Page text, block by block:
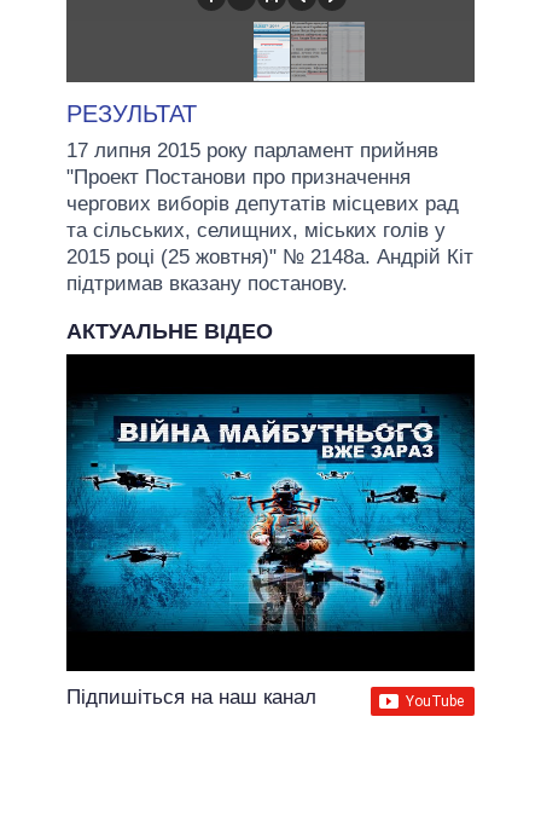
РЕЗУЛЬТАТ
17 липня 2015 року парламент прийняв
"Проект Постанови про призначення
чергових виборів депутатів місцевих рад
та сільських, селищних, міських голів у
2015 році (25 жовтня)" № 2148а. Андрій Кіт
підтримав вказану постанову.
АКТУАЛЬНЕ ВІДЕО
Підпишіться на наш канал